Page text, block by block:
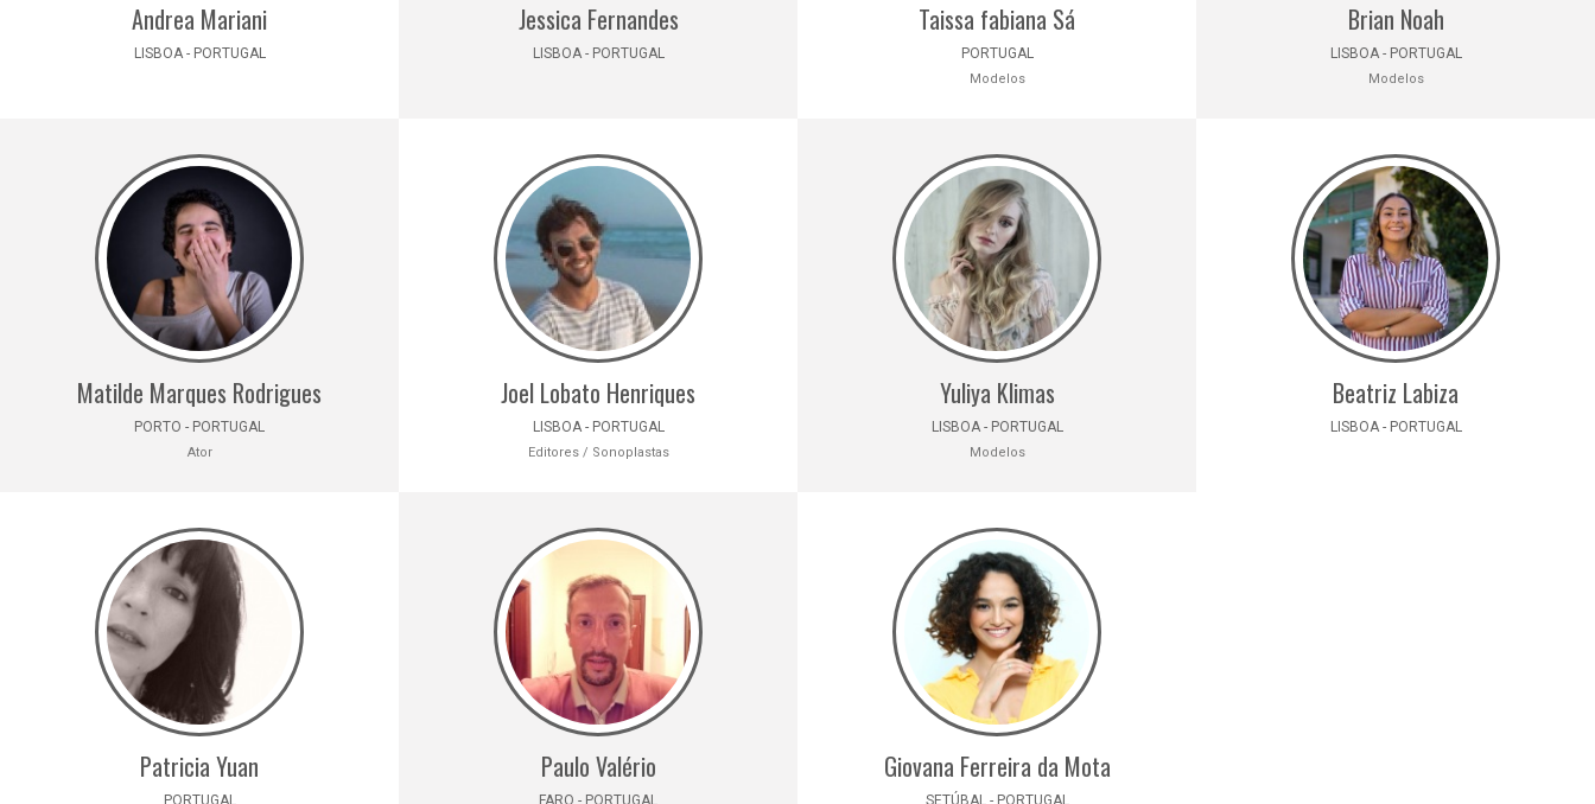
Andrea Mariani
LISBOA - PORTUGAL
Jessica Fernandes
LISBOA - PORTUGAL
Taissa fabiana Sá
PORTUGAL
Modelos
Brian Noah
LISBOA - PORTUGAL
Modelos
Matilde Marques Rodrigues
PORTO - PORTUGAL
Ator
Joel Lobato Henriques
LISBOA - PORTUGAL
Editores / Sonoplastas
Yuliya Klimas
LISBOA - PORTUGAL
Modelos
Beatriz Labiza
LISBOA - PORTUGAL
Patricia Yuan
PORTUGAL
Paulo Valério
FARO - PORTUGAL
Giovana Ferreira da Mota
SETÚBAL - PORTUGAL